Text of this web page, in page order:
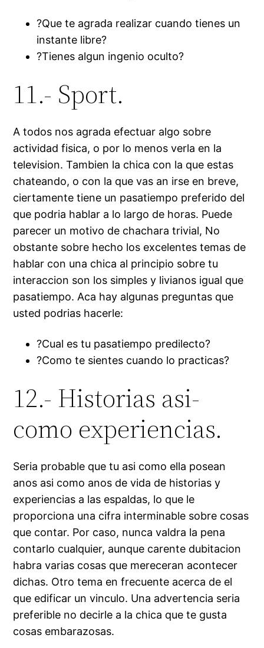
?Que te agrada realizar cuando tienes un
instante libre?
?Tienes algun ingenio oculto?
11.- Sport.
A todos nos agrada efectuar algo sobre
actividad fisica, o por lo menos verla en la
television. Tambien la chica con la que estas
chateando, o con la que vas an irse en breve,
ciertamente tiene un pasatiempo preferido del
que podria hablar a lo largo de horas. Puede
parecer un motivo de chachara trivial, No
obstante sobre hecho los excelentes temas de
hablar con una chica al principio sobre tu
interaccion son los simples y livianos igual que
pasatiempo. Aca hay algunas preguntas que
usted podrias hacerle:
?Cual es tu pasatiempo predilecto?
?Como te sientes cuando lo practicas?
12.- Historias asi­
como experiencias.
Seri­a probable que tu asi­ como ella posean
anos asi­ como anos de vida de historias y
experiencias a las espaldas, lo que le
proporciona una cifra interminable sobre cosas
que contar. Por caso, nunca valdra la pena
contarlo cualquier, aunque carente dubitacion
habra varias cosas que mereceran acontecer
dichas. Otro tema en frecuente acerca de el
que edificar un vinculo. Una advertencia seria
preferible no decirle a la chica que te gusta
cosas embarazosas.